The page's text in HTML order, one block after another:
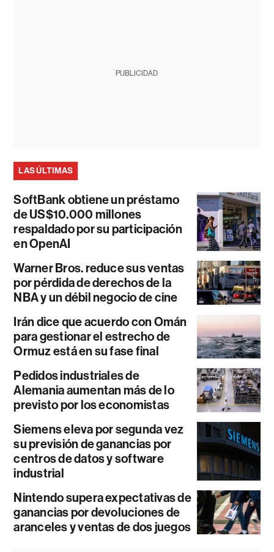
PUBLICIDAD
LAS ÚLTIMAS
SoftBank obtiene un préstamo
de US$10.000 millones
respaldado por su participación
en OpenAI
Warner Bros. reduce sus ventas
por pérdida de derechos de la
NBA y un débil negocio de cine
Irán dice que acuerdo con Omán
para gestionar el estrecho de
Ormuz está en su fase final
Pedidos industriales de
Alemania aumentan más de lo
previsto por los economistas
Siemens eleva por segunda vez
su previsión de ganancias por
centros de datos y software
industrial
Nintendo supera expectativas de
ganancias por devoluciones de
aranceles y ventas de dos juegos